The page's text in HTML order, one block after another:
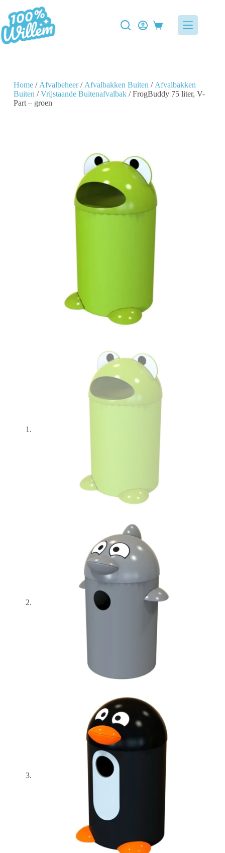
Home/ Afvalbeheer/ Afvalbakken Buiten / Afvalbakken
Buiten /Vrijstaande Buitenafvalbak/ FrogBuddy 75 liter, V-
Part – groen